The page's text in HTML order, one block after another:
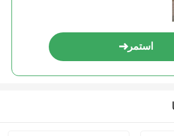
استمر